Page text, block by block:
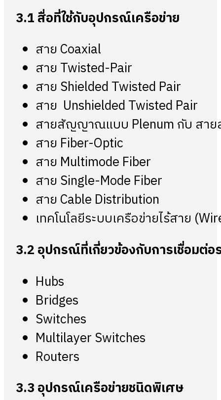
3.1สื่อที่ใช้กับอุปกรณ์เครือข่าย
สาย Coaxial
สาย Twisted-Pair
สาย Shielded Twisted Pair
สาย Unshielded Twisted Pair
สายสัญญาณแบบ Plenum กับ ส
สาย Fiber-Optic
สาย Multimode Fiber
สาย Single-Mode Fiber
สาย Cable Distribution
เทคโนโลยีระบบเครือข่ายไร้สาย
3.2อุปกรณ์ที่เกี่ยวข้องกับการเชื่อมต่อ
Hubs
Bridges
Switches
Multilayer Switches
Routers
3.3อุปกรณ์เครือข่ายชนิดพิเศษ